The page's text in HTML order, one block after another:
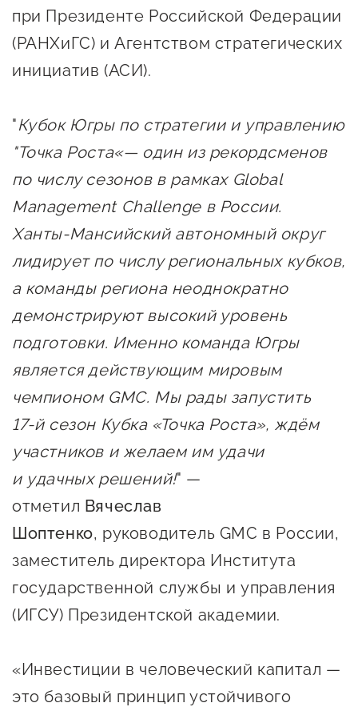
бизнеса
Самозанятому
Новости УФНС
Каталог грантов
Конкурсы для
предпринимателей
Сообщить о нарушении
Иностранным гражданам
Сервисы для бизнеса
О фонде
Органы управления и надзора
Документы
Контакты
Вакансии
при Президенте Российской Федерации
(РАНХиГС) и Агентством стратегических
инициатив (АСИ).
"Кубок Югры по стратегии и управлению
"Точка Роста«— один из рекордсменов
по числу сезонов в рамках Global
Management Challenge в России.
Ханты‑Мансийский автономный округ
лидирует по числу региональных кубков,
а команды региона неоднократно
демонстрируют высокий уровень
подготовки. Именно команда Югры
является действующим мировым
чемпионом GMC. Мы рады запустить
17‑й сезон Кубка «Точка Роста», ждём
участников и желаем им удачи
и удачных решений!" —
отметил Вячеслав
Шоптенко, руководитель GMC в России,
заместитель директора Института
государственной службы и управления
(ИГСУ) Президентской академии.
«Инвестиции в человеческий капитал —
это базовый принцип устойчивого